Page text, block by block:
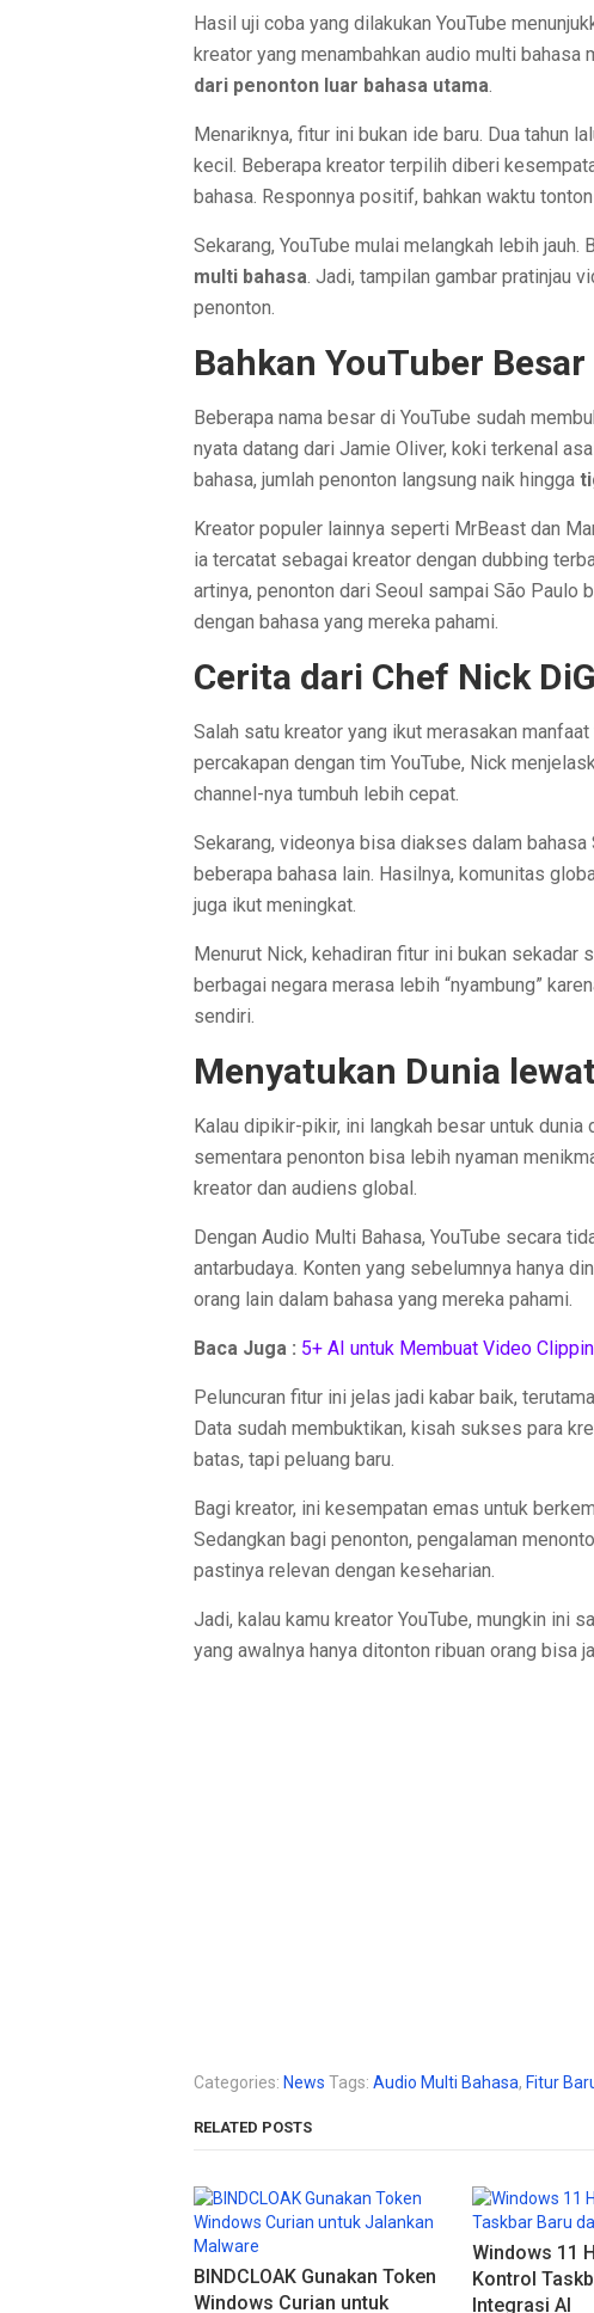
Hasil uji coba yang dilakukan YouTube
kreator yang menambahkan audio multi bahasa
dari penonton luar bahasa utama.
Menariknya, fitur ini bukan ide baru. Dua tahun
kecil. Beberapa kreator terpilih diberi
bahasa. Responnya positif, bahkan waktu
Sekarang, YouTube mulai melangkah lebih jauh.
multi bahasa. Jadi, tampilan gambar pratinjau
penonton.
Bahkan YouTuber
Beberapa nama besar di YouTube sudah
nyata datang dari Jamie Oliver, koki terkenal
bahasa, jumlah penonton langsung naik hingga
Kreator populer lainnya seperti MrBeast dan
ia tercatat sebagai kreator dengan dubbing
artinya, penonton dari Seoul sampai São Paulo
dengan bahasa yang mereka pahami.
Cerita dari Chef Nick
Salah satu kreator yang ikut merasakan
percakapan dengan tim YouTube, Nick
channel-nya tumbuh lebih cepat.
Sekarang, videonya bisa diakses dalam bahasa
beberapa bahasa lain. Hasilnya, komunitas
juga ikut meningkat.
Menurut Nick, kehadiran fitur ini bukan sekadar
berbagai negara merasa lebih “nyambung”
sendiri.
Menyatukan Dunia
Kalau dipikir-pikir, ini langkah besar untuk
sementara penonton bisa lebih nyaman
kreator dan audiens global.
Dengan Audio Multi Bahasa, YouTube secara
antarbudaya. Konten yang sebelumnya hanya
orang lain dalam bahasa yang mereka pahami.
Baca Juga : 5+ AI untuk Membuat Video
Peluncuran fitur ini jelas jadi kabar baik,
Data sudah membuktikan, kisah sukses para
batas, tapi peluang baru.
Bagi kreator, ini kesempatan emas untuk
Sedangkan bagi penonton, pengalaman
pastinya relevan dengan keseharian.
Jadi, kalau kamu kreator YouTube, mungkin ini
yang awalnya hanya ditonton ribuan orang bisa
Categories: News Tags: Audio Multi Bahasa, Fitur
RELATED POSTS
BINDCLOAK Gunakan Token
Windows Curian untuk
Windows 11
Kontrol
Integrasi AI